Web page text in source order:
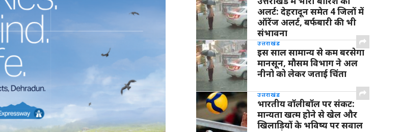
अलर्ट: देहरादून समेत 4 जिलों में
ऑरेंज अलर्ट, बर्फबारी की भी
संभावना
उत्तराखंड
इस साल सामान्य से कम बरसेगा
मानसून, मौसम विभाग ने अल
नीनो को लेकर जताई चिंता
उत्तराखंड
भारतीय वॉलीबॉल पर संकट:
मान्यता खत्म होने से खेल और
खिलाड़ियों के भविष्य पर सवाल